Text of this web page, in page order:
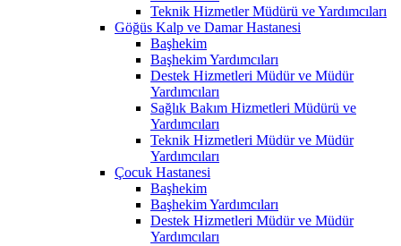
Teknik Hizmetler Müdürü ve Yardımcıları
Göğüs Kalp ve Damar Hastanesi
Başhekim
Başhekim Yardımcıları
Destek Hizmetleri Müdür ve Müdür
Yardımcıları
Sağlık Bakım Hizmetleri Müdürü ve
Yardımcıları
Teknik Hizmetleri Müdür ve Müdür
Yardımcıları
Çocuk Hastanesi
Başhekim
Başhekim Yardımcıları
Destek Hizmetleri Müdür ve Müdür
Yardımcıları